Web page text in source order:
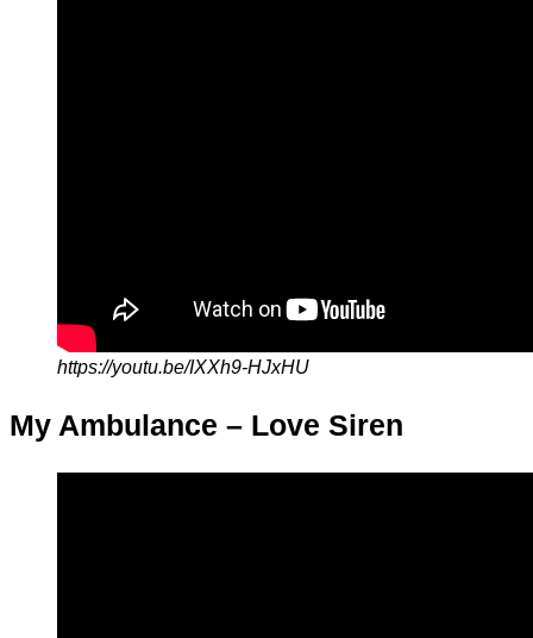
https://youtu.be/IXXh9-HJxHU
My Ambulance – Love Siren